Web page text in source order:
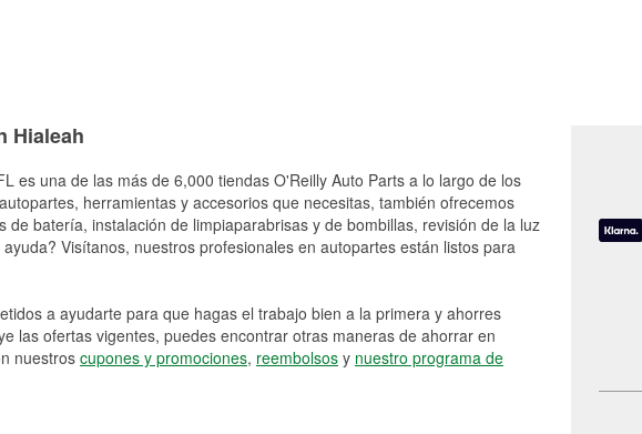
Hialeah
es una de las más de 6,000 tiendas O'Reilly Auto Parts a lo largo de los
herramientas y accesorios que necesitas, también ofrecemos
de batería, instalación de limpiaparabrisas y de bombillas, revisión de la luz
Visítanos, nuestros profesionales en autopartes están listos para
a ayudarte para que hagas el trabajo bien a la primera y ahorres
las ofertas vigentes, puedes encontrar otras maneras de ahorrar en
nuestros cupones y promociones, reembolsos y nuestro programa de